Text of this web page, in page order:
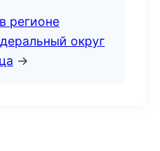
регионе
округ
→